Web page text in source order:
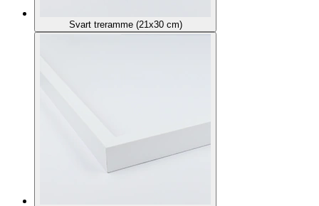
Svart treramme (21x30 cm)